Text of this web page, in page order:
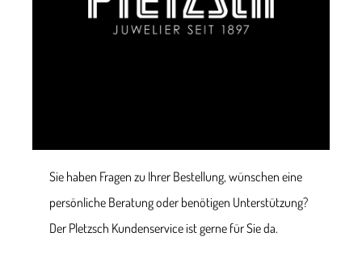
Sie haben Fragen zu Ihrer Bestellung, wünschen eine
persönliche Beratung oder benötigen Unterstützung?
Der Pletzsch Kundenservice ist gerne für Sie da.